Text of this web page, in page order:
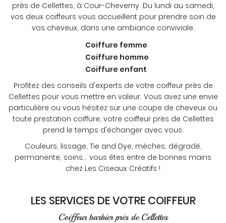
 Adresse email de réception
commerciales à l'adresse email indiqué ci-dessus. Vous pouvez vous
désinscrire à tout moment en utilisant le formulaire de désinscription
INSCRIPTION
près de Cellettes, à Cour-Cheverny. Du lundi au samedi,
vos deux coiffeurs vous accueillent pour prendre soin de
vos cheveux, dans une ambiance conviviale.
Coiffure femme
Coiffure homme
Coiffure enfant
Profitez des conseils d'experts de votre coiffeur près de
Cellettes pour vous mettre en valeur. Vous avez une envie
particulière ou vous hésitez sur une coupe de cheveux ou
toute prestation coiffure, votre coiffeur près de Cellettes
prend le temps d'échanger avec vous.
Couleurs, lissage, Tie and Dye, mèches, dégradé,
permanente, soins... vous êtes entre de bonnes mains
chez Les Ciseaux Créatifs !
LES SERVICES DE VOTRE COIFFEUR
Coiffeur barbier près de Cellettes